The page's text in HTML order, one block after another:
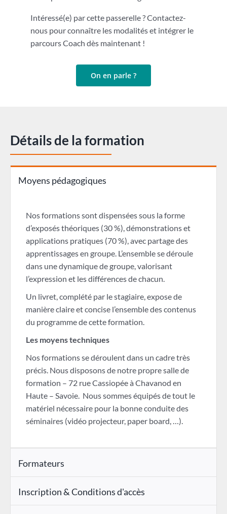
Intéressé(e) par cette passerelle ? Contactez-
nous pour connaître les modalités et intégrer le
parcours Coach dès maintenant !
On en parle ?
Détails de la formation
Moyens pédagogiques
Nos formations sont dispensées sous la forme
d’exposés théoriques (30 %), démonstrations et
applications pratiques (70 %), avec partage des
apprentissages en groupe. L’ensemble se déroule
dans une dynamique de groupe, valorisant
l’expression et les différences de chacun.
Un livret, complété par le stagiaire, expose de
manière claire et concise l’ensemble des contenus
du programme de cette formation.
Les moyens techniques
Nos formations se déroulent dans un cadre très
précis. Nous disposons de notre propre salle de
formation – 72 rue Cassiopée à Chavanod en
Haute – Savoie. Nous sommes équipés de tout le
matériel nécessaire pour la bonne conduite des
séminaires (vidéo projecteur, paper board, …).
Formateurs
Inscription & Conditions d'accès